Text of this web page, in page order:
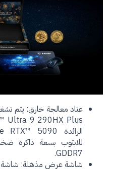
GDDR7.